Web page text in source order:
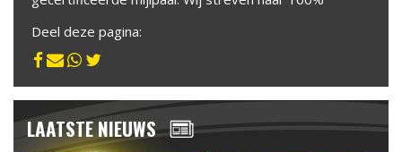
Deel deze pagina:
LAATSTE NIEUWS